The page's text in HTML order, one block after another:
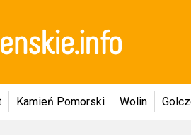
Kamień Pomorski Wolin